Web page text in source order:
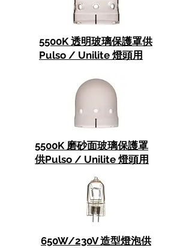
5500K 透明玻璃保護罩供
Pulso / Unilite 燈頭用
5500K 磨砂面玻璃保護罩
供Pulso / Unilite 燈頭用
650W/230V 造型燈泡供